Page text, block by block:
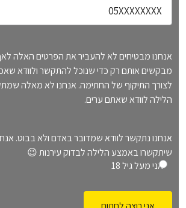
אנחנו מבטיחים לא להעביר את הפרטים האלה
מבקשים אותם רק כדי שנוכל להתקשר ולוודא
לצורך התיקוף של החתימה. אנחנו לא מאלה
הלילה לוודא שאתם ערים.
o
v
r
אנחנו נתקשר לוודא שמדובר באדם ולא בבוט.
שיתקשרו באמצע הלילה לבדוק עירנות 😉
אני מעל גיל 18